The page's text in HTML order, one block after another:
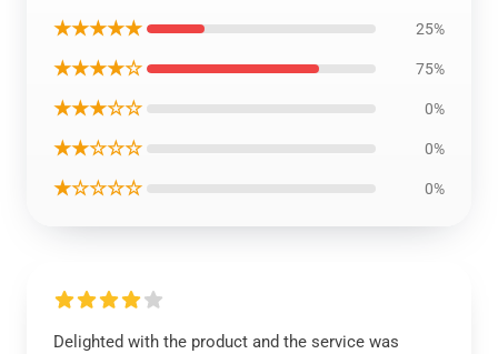
★★★★★ 25%
★★★★☆ 75%
★★★☆☆ 0%
★★☆☆☆ 0%
★☆☆☆☆ 0%
Delighted with the product and the service was